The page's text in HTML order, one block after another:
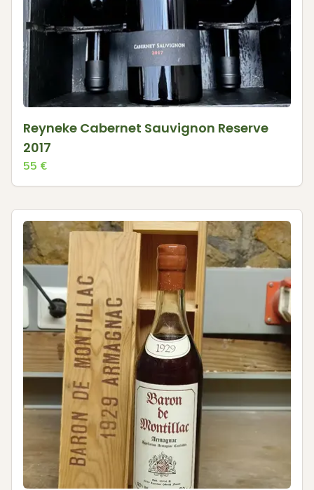
Reyneke Cabernet Sauvignon Reserve
2017
55 €